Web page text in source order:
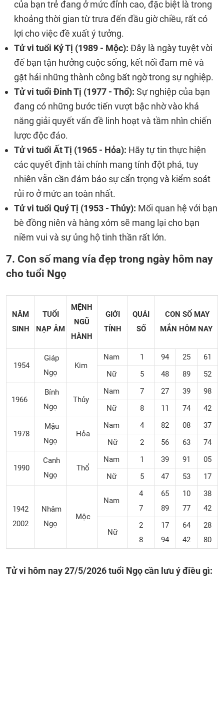
của bạn trẻ đang ở mức đỉnh cao, đặc biệt là trong
khoảng thời gian từ trưa đến đầu giờ chiều, rất có
lợi cho việc đề xuất ý tưởng.
Tử vi tuổi Kỷ Tị (1989 - Mộc): Đây là ngày tuyệt vời
để bạn tận hưởng cuộc sống, kết nối đam mê và
gặt hái những thành công bất ngờ trong sự nghiệp.
Tử vi tuổi Đinh Tị (1977 - Thổ): Sự nghiệp của bạn
đang có những bước tiến vượt bậc nhờ vào khả
năng giải quyết vấn đề linh hoạt và tầm nhìn chiến
lược độc đáo.
Tử vi tuổi Ất Tị (1965 - Hỏa): Hãy tự tin thực hiện
các quyết định tài chính mang tính đột phá, tuy
nhiên vẫn cần đảm bảo sự cẩn trọng và kiểm soát
rủi ro ở mức an toàn nhất.
Tử vi tuổi Quý Tị (1953 - Thủy): Mối quan hệ với bạn
bè đồng niên và hàng xóm sẽ mang lại cho bạn
niềm vui và sự ủng hộ tinh thần rất lớn.
7. Con số mang vía đẹp trong ngày hôm nay
cho tuổi Ngọ
NĂM
SINH
TUỔI
NẠP ÂM
MỆNH
NGŨ
HÀNH
GIỚI
TÍNH
QUÁI
SỐ
CON SỐ MAY
MẮN HÔM NAY
1954
Giáp
Ngọ
Kim
Nam 1 94 25
61
Nữ
5 48 89 52
1966
Bính
Ngọ
Thủy
Nam 7 27 39
98
Nữ
8 11 74 42
1978
Mậu
Ngọ
Hỏa
Nam 4 82 08
37
Nữ
2 56 63 74
1990
Canh
Ngọ
Thổ
Nam 1 39 91
05
Nữ
5 47 53 17
1942
2002
Nhâm
Ngọ
Mộc
Nam
4
7
65
89
10
77
38
42
Nữ
2
8
17
94
64
42
28
80
Tử vi hôm nay 27/5/2026 tuổi Ngọ cần lưu ý điều gì: